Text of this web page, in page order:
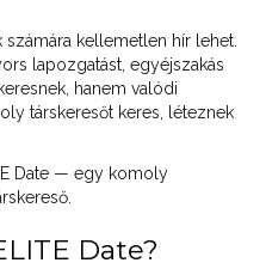
számára kellemetlen hír lehet.
lapozgatást, egyéjszakás
hanem valódi
társkeresőt keres, léteznek
Date — egy komoly
Date?